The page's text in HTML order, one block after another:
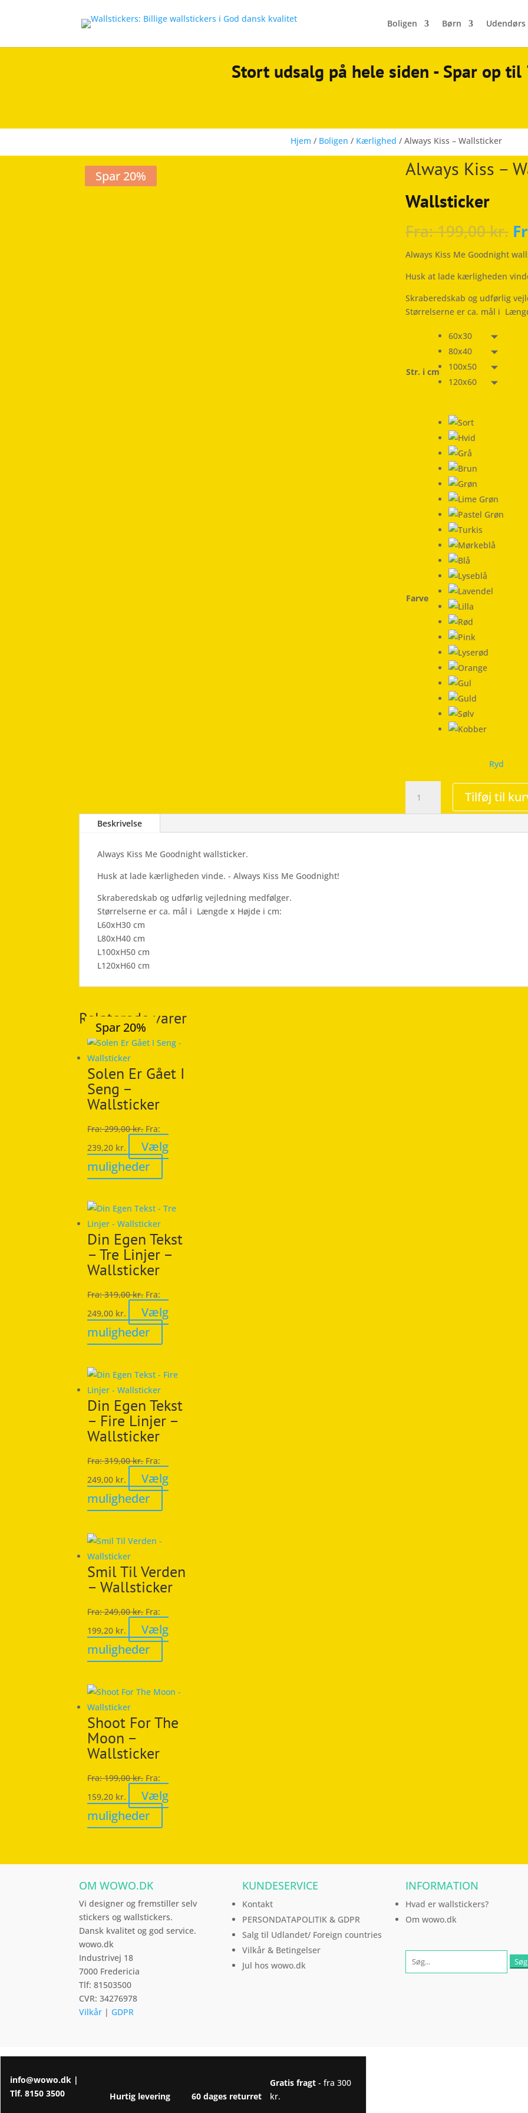
Boligen Børn Udendørs
Stort udsalg på hele siden - Spar op til
Hjem / Boligen / Kærlighed / Always Kiss – Wallsticker
Spar 20%
Always Kiss –
Wallsticker
Fra:199,00kr.
Always Kiss Me Goodnight
Husk at lade kærligheden
Skraberedskab og udførlig
Størrelserne er ca. mål i
Str. i cm
60x30
80x40
100x50
120x60
Farve
Ryd
Kiss
-
Tilføj til
Beskrivelse
Always Kiss Me Goodnight wallsticker.
Husk at lade kærligheden vinde. - Always Kiss Me Goodnight!
Skraberedskab og udførlig vejledning medfølger.
Størrelserne er ca. mål i Længde x Højde i cm:
L60xH30 cm
L80xH40 cm
L100xH50 cm
L120xH60 cm
Relaterede varer
Spar 20%
Solen Er Gået I
Seng –
Wallsticker
Fra:299,00kr. Fra:
239,20 kr.
Vælg
muligheder
vare
flere
Mulighederne
kan
varesiden
Spar 20%
Din Egen Tekst
– Tre Linjer –
Wallsticker
Fra:319,00kr. Fra:
249,00 kr.
Vælg
muligheder
vare
flere
Mulighederne
kan
varesiden
Spar 20%
Din Egen Tekst
– Fire Linjer –
Wallsticker
Fra:319,00kr. Fra:
249,00 kr.
Vælg
muligheder
vare
Mulighederne
kan
på
varesiden
Spar 19%
Smil Til Verden
– Wallsticker
Fra:249,00kr. Fra:
199,20 kr.
Vælg
muligheder
vare
flere
Mulighederne
varesiden
Spar 20%
Shoot For The
Moon –
Wallsticker
Fra:199,00kr. Fra:
159,20 kr.
Vælg
muligheder
vare
kan
vælges
på
OM WOWO.DK
Vi designer og fremstiller selv
stickers og wallstickers.
Dansk kvalitet og god service.
wowo.dk
Industrivej 18
7000 Fredericia
Tlf: 81503500
CVR: 34276978
Vilkår | GDPR
KUNDESERVICE
Kontakt
PERSONDATAPOLITIK & GDPR
Salg til Udlandet/ Foreign countries
Vilkår & Betingelser
Jul hos wowo.dk
INFORMATION
Hvad er wallstickers?
Om wowo.dk
info@wowo.dk|
Tlf. 8150 3500 Hurtig levering 60 dages returret
Gratis fragt- fra 300
kr.